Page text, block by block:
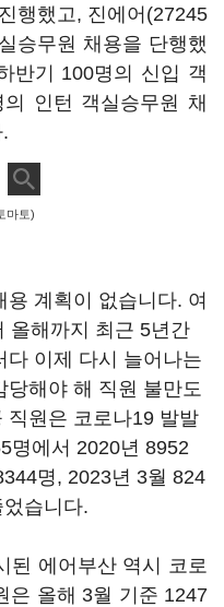
행했고, 진에어(27245
승무원 채용을 단행했
반기 100명의 신입 객
인턴 객실승무원 채
마토)
계획이 없습니다. 여
올해까지 최근 5년간
다 이제 다시 늘어나는
당해야 해 직원 불만도
직원은 코로나19 발발
명에서 2020년 8952
명, 2023년 3월 824
습니다.
된 에어부산 역시 코로
은 올해 3월 기준 1247